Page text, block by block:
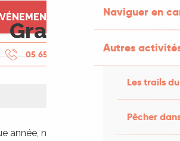
Naviguer en
Autres
Les trails
Pêcher
coordonnées
TERMINÉ
Gratuit
05 65 36 90
année, nous vous attendons